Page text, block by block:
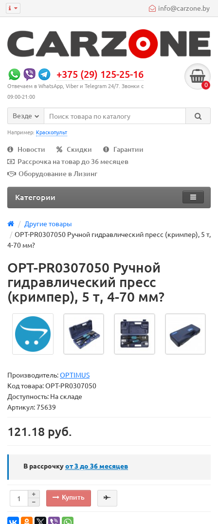
info@carzone.by
+375 (29) 125-25-16
Отвечаем в WhatsApp, Viber и Telegram 24/7. Звонки с
09:00-21:00
0
Везде
Например: Краскопульт
Новости Скидки
Гарантии
Рассрочка на товар до 36 месяцев
Оборудование в Лизинг
Категории
Другие товары
OPT-PR0307050 Ручной гидравлический пресс (кримпер), 5 т,
4-70 мм?
OPT-PR0307050 Ручной
гидравлический пресс
(кримпер), 5 т, 4-70 мм?
Производитель:OPTIMUS
Код товара:OPT-PR0307050
Доступность: На складе
Артикул: 75639
121.18 руб.
В рассрочкуот 3 до 36 месяцев
Купить